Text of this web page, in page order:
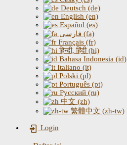
Deutsch (de)
English (en)
Español (es)
فارسی (fa)
Français (fr)
हिन्दी, हिंदी (hi)
Bahasa Indonesia (id)
Italiano (it)
Polski (pl)
Português (pt)
Русский (ru)
中文 (zh)
繁體中文 (zh-tw)
Login